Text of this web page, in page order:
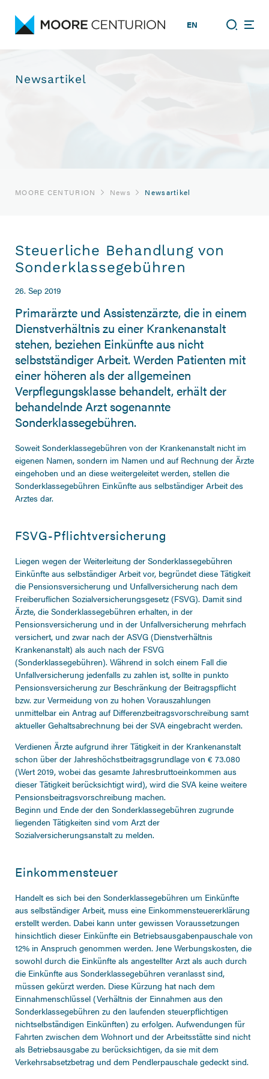
EN
Newsartikel
MOORE CENTURION News Newsartikel
Steuerliche Behandlung von
Sonderklassegebühren
26. Sep 2019
Primarärzte und Assistenzärzte, die in einem
Dienstverhältnis zu einer Krankenanstalt
stehen, beziehen Einkünfte aus nicht
selbstständiger Arbeit. Werden Patienten mit
einer höheren als der allgemeinen
Verpflegungsklasse behandelt, erhält der
behandelnde Arzt sogenannte
Sonderklassegebühren.
Soweit Sonderklassegebühren von der Krankenanstalt nicht im
eigenen Namen, sondern im Namen und auf Rechnung der Ärzte
eingehoben und an diese weitergeleitet werden, stellen die
Sonderklassegebühren Einkünfte aus selbständiger Arbeit des
Arztes dar.
FSVG-Pflichtversicherung
Liegen wegen der Weiterleitung der Sonderklassegebühren
Einkünfte aus selbständiger Arbeit vor, begründet diese Tätigkeit
die Pensionsversicherung und Unfallversicherung nach dem
Freiberuflichen Sozialversicherungsgesetz (FSVG). Damit sind
Ärzte, die Sonderklassegebühren erhalten, in der
Pensionsversicherung und in der Unfallversicherung mehrfach
versichert, und zwar nach der ASVG (Dienstverhältnis
Krankenanstalt) als auch nach der FSVG
(Sonderklassegebühren). Während in solch einem Fall die
Unfallversicherung jedenfalls zu zahlen ist, sollte in punkto
Pensionsversicherung zur Beschränkung der Beitragspflicht
bzw. zur Vermeidung von zu hohen Vorauszahlungen
unmittelbar ein Antrag auf Differenzbeitragsvorschreibung samt
aktueller Gehaltsabrechnung bei der SVA eingebracht werden.
Verdienen Ärzte aufgrund ihrer Tätigkeit in der Krankenanstalt
schon über der Jahreshöchstbeitragsgrundlage von € 73.080
(Wert 2019, wobei das gesamte Jahresbruttoeinkommen aus
dieser Tätigkeit berücksichtigt wird), wird die SVA keine weitere
Pensionsbeitragsvorschreibung machen.
Beginn und Ende der den Sonderklassegebühren zugrunde
liegenden Tätigkeiten sind vom Arzt der
Sozialversicherungsanstalt zu melden.
Einkommensteuer
Handelt es sich bei den Sonderklassegebühren um Einkünfte
aus selbständiger Arbeit, muss eine Einkommensteuererklärung
erstellt werden. Dabei kann unter gewissen Voraussetzungen
hinsichtlich dieser Einkünfte ein Betriebsausgabenpauschale von
12% in Anspruch genommen werden. Jene Werbungskosten, die
sowohl durch die Einkünfte als angestellter Arzt als auch durch
die Einkünfte aus Sonderklassegebühren veranlasst sind,
müssen gekürzt werden. Diese Kürzung hat nach dem
Einnahmenschlüssel (Verhältnis der Einnahmen aus den
Sonderklassegebühren zu den laufenden steuerpflichtigen
nichtselbständigen Einkünften) zu erfolgen. Aufwendungen für
Fahrten zwischen dem Wohnort und der Arbeitsstätte sind nicht
als Betriebsausgabe zu berücksichtigen, da sie mit dem
Verkehrsabsetzbetrag und dem Pendlerpauschale gedeckt sind.